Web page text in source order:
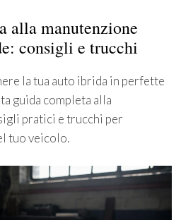
alla manutenzione
consigli e trucchi
la tua auto ibrida in perfette
guida completa alla
pratici e trucchi per
tuo veicolo.